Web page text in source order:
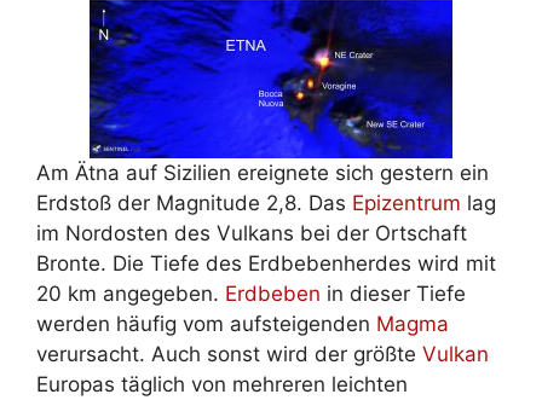
Am Ätna auf Sizilien ereignete sich gestern ein
Erdstoß der Magnitude 2,8. Das Epizentrum lag
im Nordosten des Vulkans bei der Ortschaft
Bronte. Die Tiefe des Erdbebenherdes wird mit
20 km angegeben. Erdbeben in dieser Tiefe
werden häufig vom aufsteigenden Magma
verursacht. Auch sonst wird der größte Vulkan
Europas täglich von mehreren leichten